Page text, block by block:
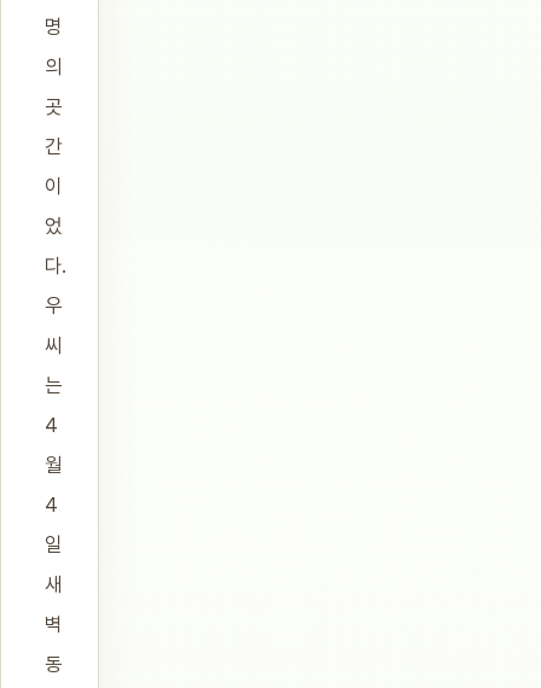
명
의
곳
간
이
었
다.
우
씨
는
4
월
4
일
새
벽
동